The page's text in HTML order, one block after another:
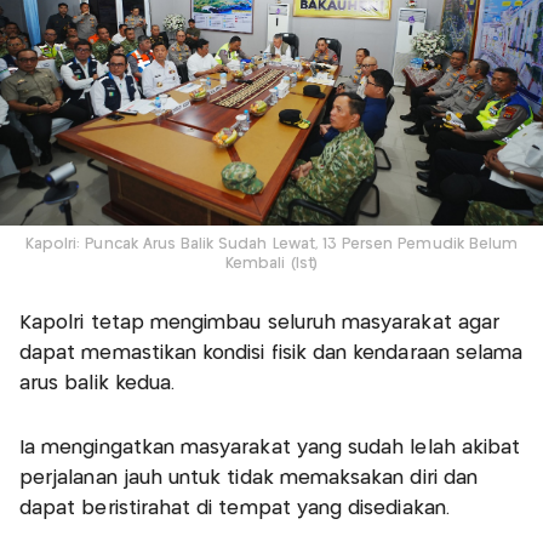
Kapolri: Puncak Arus Balik Sudah Lewat, 13 Persen Pemudik Belum
Kembali (Ist)
Kapolri tetap mengimbau seluruh masyarakat agar
dapat memastikan kondisi fisik dan kendaraan selama
arus balik kedua.
Ia mengingatkan masyarakat yang sudah lelah akibat
perjalanan jauh untuk tidak memaksakan diri dan
dapat beristirahat di tempat yang disediakan.